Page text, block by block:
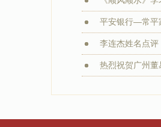
平安银行—常平
李连杰姓名点
热烈祝贺广州